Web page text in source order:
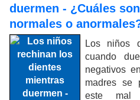
duermen - ¿Cuáles
normales o
Los niños
cuando
negativos
madres se
este mal